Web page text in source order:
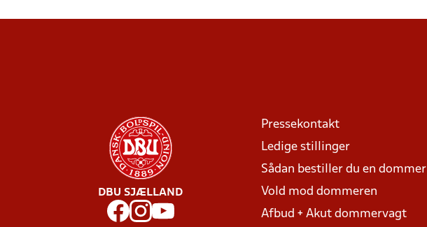
DBU SJÆLLAND
Pressekontakt
Ledige stillinger
Sådan bestiller du en dommer
Vold mod dommeren
Afbud + Akut dommervagt